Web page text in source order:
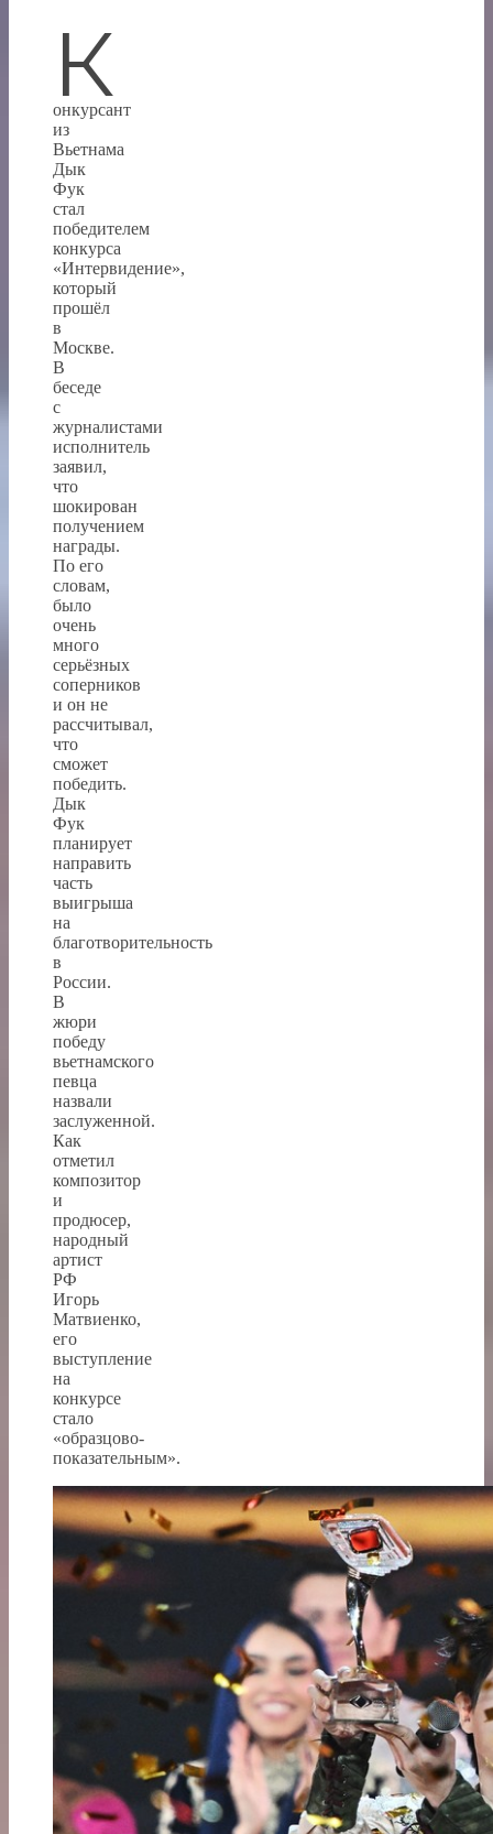
К
онкурсант
из
Вьетнама
Дык
Фук
стал
победителем
конкурса
«Интервидение»,
который
прошёл
в
Москве.
В
беседе
с
журналистами
исполнитель
заявил,
что
шокирован
получением
награды.
По его
словам,
было
очень
много
серьёзных
соперников
и он не
рассчитывал,
что
сможет
победить.
Дык
Фук
планирует
направить
часть
выигрыша
на
благотворительность
в
России.
В
жюри
победу
вьетнамского
певца
назвали
заслуженной.
Как
отметил
композитор
и
продюсер,
народный
артист
РФ
Игорь
Матвиенко,
его
выступление
на
конкурсе
стало
«образцово-
показательным».